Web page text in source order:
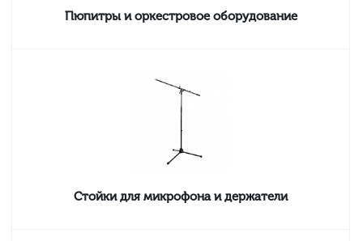
Пюпитры и оркестровое оборудование
Стойки для микрофона и держатели